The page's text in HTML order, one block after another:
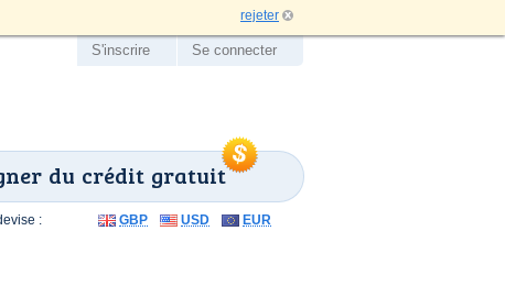
rejeter
du crédit gratuit
S'inscrire Se connecter
: GBP USD EUR